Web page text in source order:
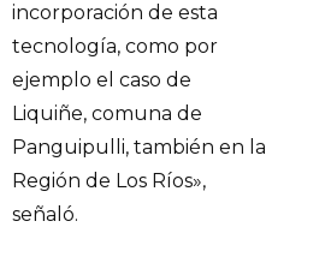
incorporación de esta
tecnología, como por
ejemplo el caso de
Liquiñe, comuna de
Panguipulli, también en la
Región de Los Ríos»,
señaló.